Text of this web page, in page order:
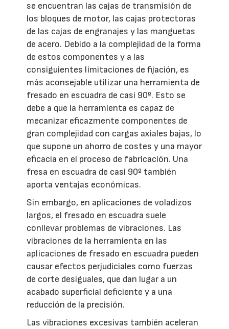
se encuentran las cajas de transmisión de
los bloques de motor, las cajas protectoras
de las cajas de engranajes y las manguetas
de acero. Debido a la complejidad de la forma
de estos componentes y a las
consiguientes limitaciones de fijación, es
más aconsejable utilizar una herramienta de
fresado en escuadra de casi 90º. Esto se
debe a que la herramienta es capaz de
mecanizar eficazmente componentes de
gran complejidad con cargas axiales bajas, lo
que supone un ahorro de costes y una mayor
eficacia en el proceso de fabricación. Una
fresa en escuadra de casi 90º también
aporta ventajas económicas.
Sin embargo, en aplicaciones de voladizos
largos, el fresado en escuadra suele
conllevar problemas de vibraciones. Las
vibraciones de la herramienta en las
aplicaciones de fresado en escuadra pueden
causar efectos perjudiciales como fuerzas
de corte desiguales, que dan lugar a un
acabado superficial deficiente y a una
reducción de la precisión.
Las vibraciones excesivas también aceleran